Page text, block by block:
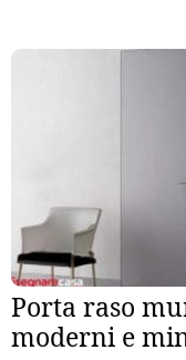
Porta raso
moderni e